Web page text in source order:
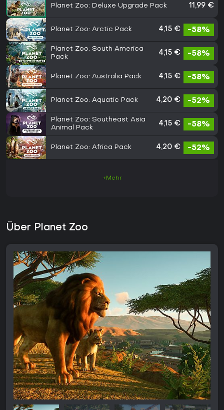
Planet Zoo: Deluxe Upgrade Pack 11,99 €
Planet Zoo: Arctic Pack 4,15 € -58%
Planet Zoo: South America
Pack
4,15 € -58%
Planet Zoo: Australia Pack 4,15 € -58%
Planet Zoo: Aquatic Pack 4,20 € -52%
Planet Zoo: Southeast Asia
Animal Pack
4,15 € -58%
Planet Zoo: Africa Pack 4,20 € -52%
+Mehr
Über Planet Zoo